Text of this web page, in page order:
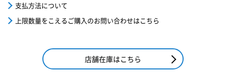
支払方法について
上限数量をこえるご購入のお問い合わせはこちら
店舗在庫はこちら